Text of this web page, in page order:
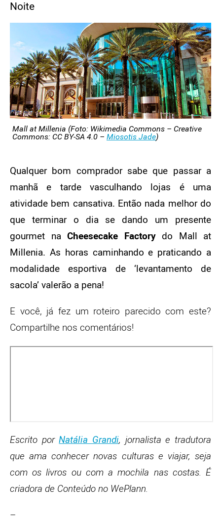
Noite
Mall at Millenia (Foto: Wikimedia Commons – Creative
Commons: CC BY-SA 4.0 – Miosotis Jade)
Qualquer bom comprador sabe que passar a
manhã e tarde vasculhando lojas é uma
atividade bem cansativa. Então nada melhor do
que terminar o dia se dando um presente
gourmet na Cheesecake Factorydo Mall at
Millenia. As horas caminhando e praticando a
modalidade esportiva de ‘levantamento de
sacola’ valerão a pena!
E você, já fez um roteiro parecido com este?
Compartilhe nos comentários!
Escrito porNatália Grandi, jornalista e tradutora
que ama conhecer novas culturas e viajar, seja
com os livros ou com a mochila nas costas. É
criadora de Conteúdo no WePlann.
–